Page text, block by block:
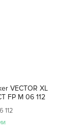
VECTOR XL
FP M 06 112
112